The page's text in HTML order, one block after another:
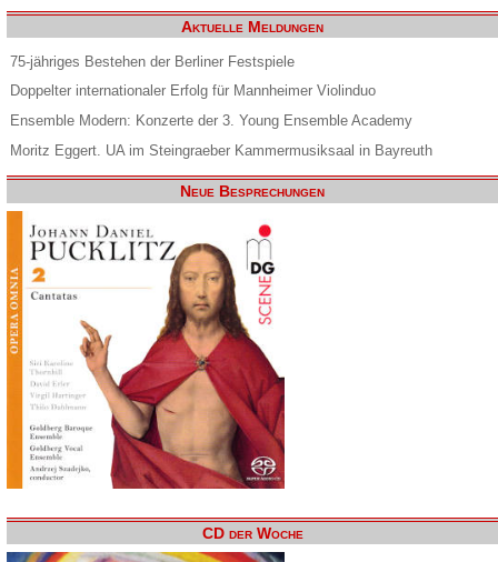
Aktuelle Meldungen
75-jähriges Bestehen der Berliner Festspiele
Doppelter internationaler Erfolg für Mannheimer Violinduo
Ensemble Modern: Konzerte der 3. Young Ensemble Academy
Moritz Eggert. UA im Steingraeber Kammermusiksaal in Bayreuth
Neue Besprechungen
CD der Woche